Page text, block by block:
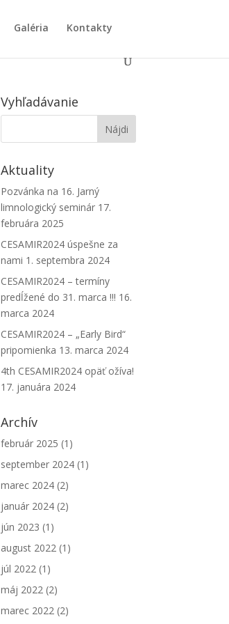
Galéria Kontakty
Vyhľadávanie
Aktuality
Pozvánka na 16. Jarný
limnologický seminár 17.
februára 2025
CESAMIR2024 úspešne za
nami 1. septembra 2024
CESAMIR2024 – termíny
predĺžené do 31. marca !!! 16.
marca 2024
CESAMIR2024 – „Early Bird“
pripomienka 13. marca 2024
4th CESAMIR2024 opäť ožíva!
17. januára 2024
Archív
február 2025 (1)
september 2024 (1)
marec 2024 (2)
január 2024 (2)
jún 2023 (1)
august 2022 (1)
júl 2022 (1)
máj 2022 (2)
marec 2022 (2)